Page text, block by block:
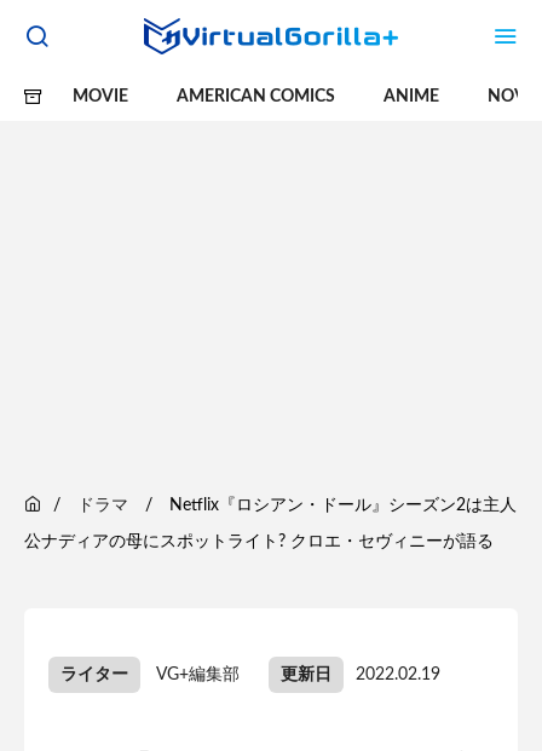
MOVIE AMERICAN COMICS ANIME
ドラマ Netflix『ロシアン・ドール』シーズン2は主人
公ナディアの母にスポットライト? クロエ・セヴィニーが語る
ライター VG+編集部 更新日 2022.02.19